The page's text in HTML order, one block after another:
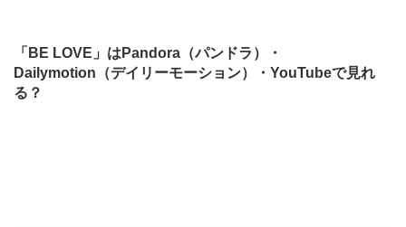
「BE LOVE」はPandora（パンドラ）・
Dailymotion（デイリーモーション）・YouTubeで見れ
る？